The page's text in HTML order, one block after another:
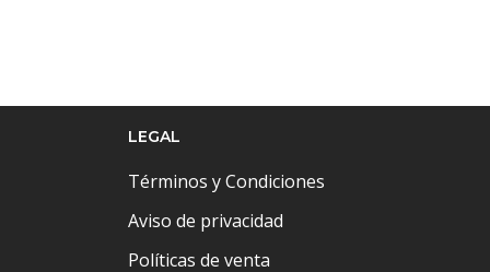
LEGAL
Términos y Condiciones
Aviso de privacidad
Políticas de venta